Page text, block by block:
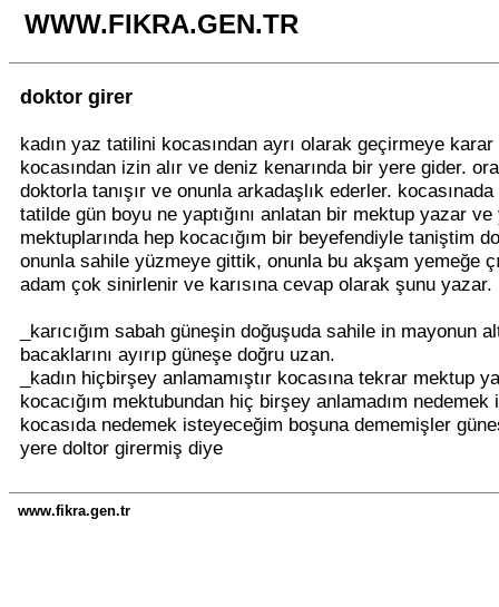
WWW.FIKRA.GEN.TR
doktor girer
kadın yaz tatilini kocasından ayrı olarak geçirmeye
kocasından izin alır ve deniz kenarında bir yere gider.
doktorla tanışır ve onunla arkadaşlık ederler.
tatilde gün boyu ne yaptığını anlatan bir mektup yazar ve
mektuplarında hep kocacığım bir beyefendiyle taniştim
onunla sahile yüzmeye gittik, onunla bu akşam yemeğe
adam çok sinirlenir ve karısına cevap olarak şunu yazar.
_karıcığım sabah güneşin doğuşuda sahile in mayonun
bacaklarını ayırıp güneşe doğru uzan.
_kadın hiçbirşey anlamamıştır kocasına tekrar mektup
kocacığım mektubundan hiç birşey anlamadım
kocasıda nedemek isteyeceğim boşuna dememişler
yere doltor girermiş diye
www.fikra.gen.tr